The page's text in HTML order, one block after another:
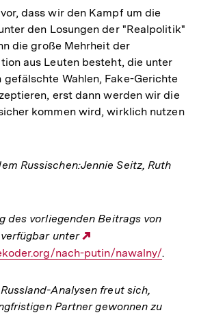
dass wir den Kampf um die
den Losungen der "Realpolitik"
die große Mehrheit der
aus Leuten besteht, die unter
gefälschte Wahlen, Fake-Gerichte
erst dann werden wir die
kommen wird, wirklich nutzen
Russischen:Jennie Seitz, Ruth
des vorliegenden Beitrags von
unter
Link:
nach-putin/nawalny/.
Analysen freut sich,
Partner gewonnen zu